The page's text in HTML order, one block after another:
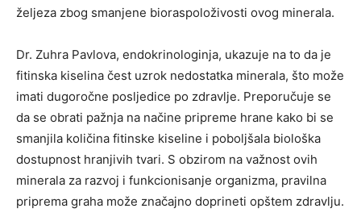
željeza zbog smanjene bioraspoloživosti ovog minerala.
Dr. Zuhra Pavlova, endokrinologinja, ukazuje na to da je
fitinska kiselina čest uzrok nedostatka minerala, što može
imati dugoročne posljedice po zdravlje. Preporučuje se
da se obrati pažnja na načine pripreme hrane kako bi se
smanjila količina fitinske kiseline i poboljšala biološka
dostupnost hranjivih tvari. S obzirom na važnost ovih
minerala za razvoj i funkcionisanje organizma, pravilna
priprema graha može značajno doprineti opštem zdravlju.